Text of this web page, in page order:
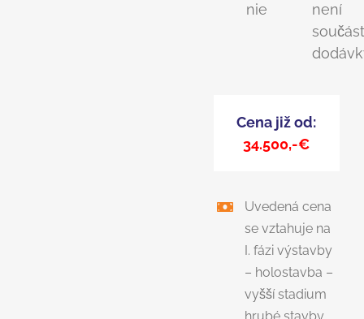
nie
není
Cena již od:
34.500,-€
Uvedená cena
se vztahuje na
I. fázi výstavby
– holostavba –
vyšší stadium